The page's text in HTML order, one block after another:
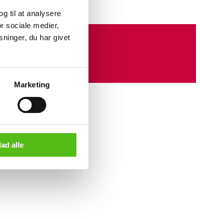
til at analysere
sociale medier,
du har givet
Marketing
alle